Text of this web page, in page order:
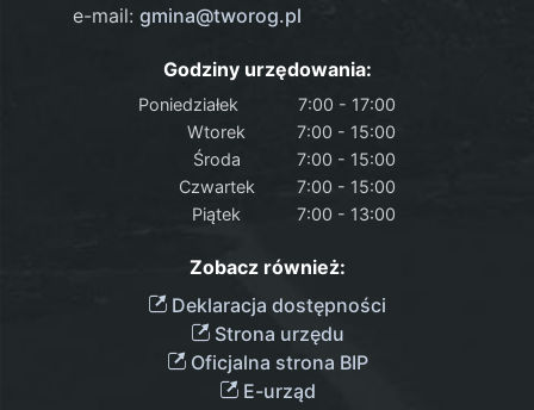
e-mail: gmina@tworog.pl
Godziny urzędowania:
Poniedziałek
7:00 - 17:00
Wtorek
7:00 - 15:00
Środa
7:00 - 15:00
Czwartek
7:00 - 15:00
Piątek
7:00 - 13:00
Zobacz również:
Deklaracja dostępności
Strona urzędu
Oficjalna strona BIP
E-urząd